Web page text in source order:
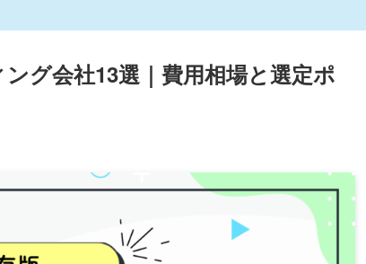
グ会社13選｜費用相場と選定ポ